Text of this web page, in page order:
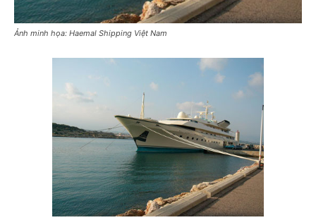
Ảnh minh họa: Haemal Shipping Việt Nam